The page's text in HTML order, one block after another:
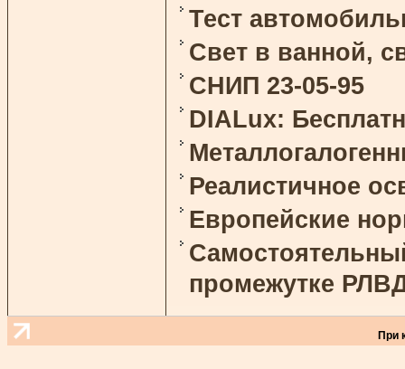
Тест
Свет в ванной,
СНИП 23-05-95
DIALux:
Реалистичное
Европейские
промежутке
При